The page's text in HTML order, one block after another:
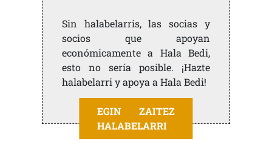
Sin halabelarris, las socias y
socios que apoyan
económicamente a Hala Bedi,
esto no sería posible. ¡Hazte
halabelarri y apoya a Hala Bedi!
EGIN ZAITEZ
HALABELARRI